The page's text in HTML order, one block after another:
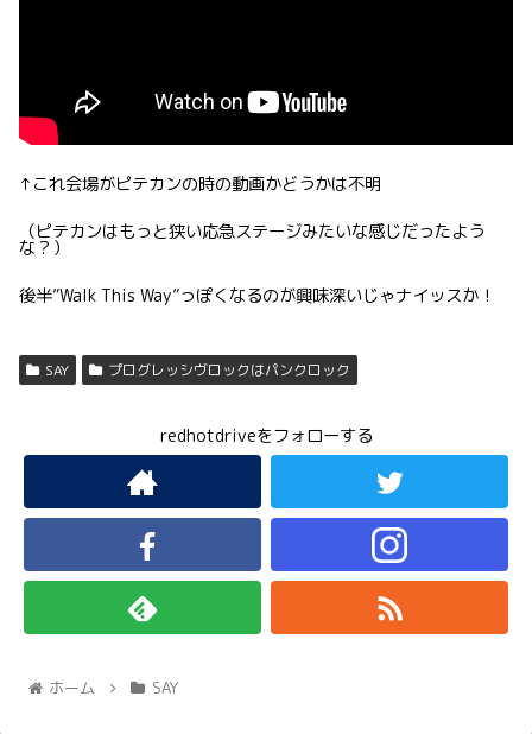
↑これ会場がピテカンの時の動画かどうかは不明
（ピテカンはもっと狭い応急ステージみたいな感じだったよう
な？）
後半”Walk This Way”っぽくなるのが興味深いじゃナイッスか！
SAY プログレッシヴロックはパンクロック
redhotdriveをフォローする
ホーム SAY